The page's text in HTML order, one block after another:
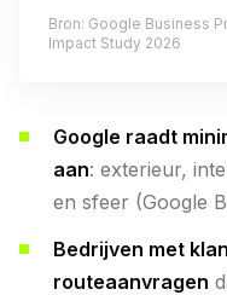
Bron: Google Business
Impact Study 2026
Google raadt
aan: exterieur,
en sfeer (Google
Bedrijven met
routeaanvragen